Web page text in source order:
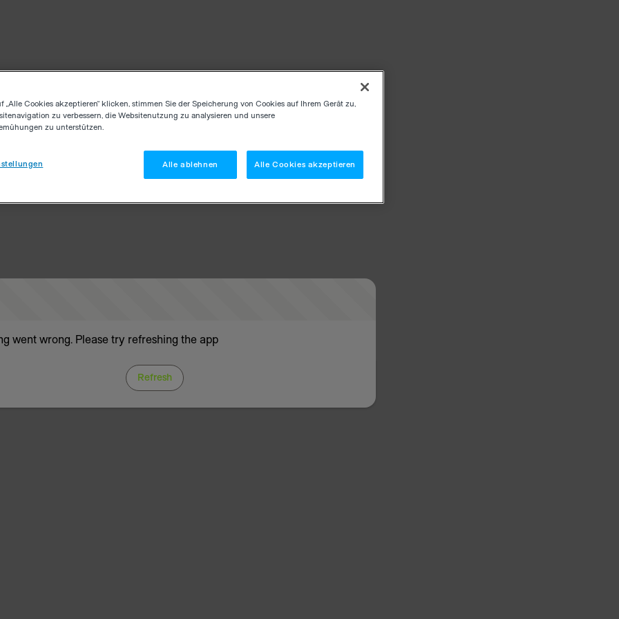
went wrong. Please try refreshing the app
Refresh
„Alle Cookies akzeptieren“ klicken, stimmen Sie der Speicherung von Cookies auf Ihrem Gerät zu,
zu verbessern, die Websitenutzung zu analysieren und unsere
zu unterstützen.
Alle ablehnen Alle Cookies akzeptieren